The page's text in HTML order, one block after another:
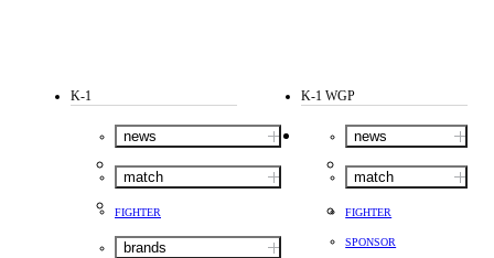
K-1
news
match
FIGHTER
brands
K-1 WGP
news
match
FIGHTER
SPONSOR